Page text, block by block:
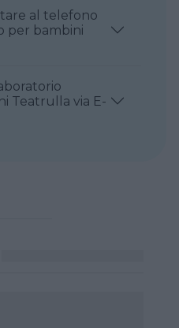
al telefono
per bambini
Teatrulla via E-